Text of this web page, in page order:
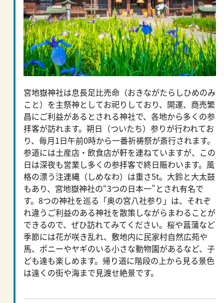
宮地嶽神社は息長足比売命（おきながたらしひめのみ
こと）を主祭神としてお祀りしており、開運、商売繁
昌にご利益があるとされる神社で、各地から多くの参
拝客が訪れます。朔日（ついたち）参りが行われてお
り、毎月1日午前0時から一番祈祷祭が斎行されます。
参道には土産店・飲食店が軒を連ねていますが、この
日は深夜も営業し多くの参拝客で終日賑わいます。風
格の漂う注連縄（しめなわ）は重さ5t。大鈴と大太鼓
もあり、宮地嶽神社の“3つの日本一”とされ有名で
す。8つの神社を巡る「奥の宮八社参り」は、それぞ
れ違うご利益のある神社を散策しながらまわることが
できるので、ぜひ訪れてみてください。桜や菖蒲など
季節には花が咲き乱れ、敷地内に民家村自然広苑や
馬、ポニーやヤギのいる小さな動物園があるなど、子
ども達も楽しめます。帰り道に階段の上から見る景色
は遠くの街や海まで見渡せ絶景です。